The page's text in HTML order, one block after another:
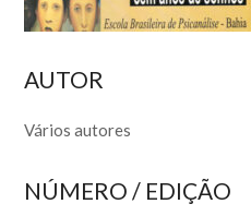
AUTOR
Vários autores
NÚMERO / EDIÇÃO